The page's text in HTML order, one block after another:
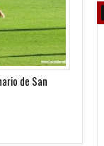
de San